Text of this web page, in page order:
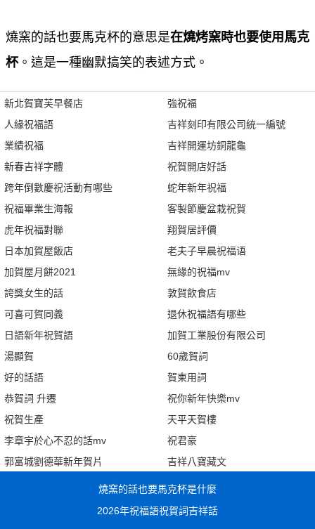
燒窯的話也要馬克杯的意思是在燒烤窯時也要使用馬克
杯。這是一種幽默搞笑的表述方式。
新北賀寶芙早餐店
人緣祝福語
業績祝福
新春吉祥字體
跨年倒數慶祝活動有哪些
祝福畢業生海報
虎年祝福對聯
日本加賀屋飯店
加賀屋月餅2021
誇獎女生的話
可喜可賀同義
日語新年祝賀語
湯顯賀
好的話語
恭賀詞 升遷
祝賀生產
李章宇於心不忍的話mv
郭富城劉德華新年賀片
強祝福
吉祥刻印有限公司統一編號
吉祥開運坊銅龍龜
祝賀開店好話
蛇年新年祝福
客製節慶盆栽祝賀
翔賀居評價
老夫子早晨祝福语
無緣的祝福mv
敦賀飲食店
退休祝福語有哪些
加賀工業股份有限公司
60歲賀詞
賀柬用詞
祝你新年快樂mv
天平天賀樓
祝君豪
吉祥八寶藏文
燒窯的話也要馬克杯是什麼
2026年祝福語祝賀詞吉祥話